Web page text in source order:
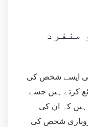
منفرد
ایسے شخص کی
کرتے ہیں جسے
ہیں کہ ان کی
شخص کی